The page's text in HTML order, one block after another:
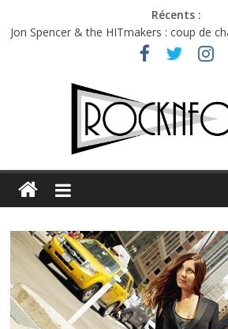
Récents :
Jon Spencer & the HITmakers : coup de
Hellfest 2026 vendredi : température et
Hellfest 2026 jeudi : impossible de choisir
Première édition du Midgard Festival :
Charlie Puth à l’Olympia : la leçon de pop